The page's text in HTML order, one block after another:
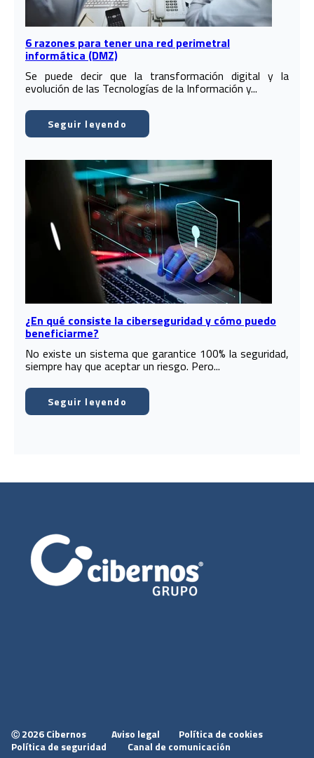
6 razones para tener una red perimetral
informática (DMZ)
Se puede decir que la transformación digital y la
evolución de las Tecnologías de la Información y...
Seguir leyendo
¿En qué consiste la ciberseguridad y cómo puedo
beneficiarme?
No existe un sistema que garantice 100% la seguridad,
siempre hay que aceptar un riesgo. Pero...
Seguir leyendo
Ⓒ 2026 Cibernos Aviso legal
Política de cookies
Política de seguridad
Canal de comunicación